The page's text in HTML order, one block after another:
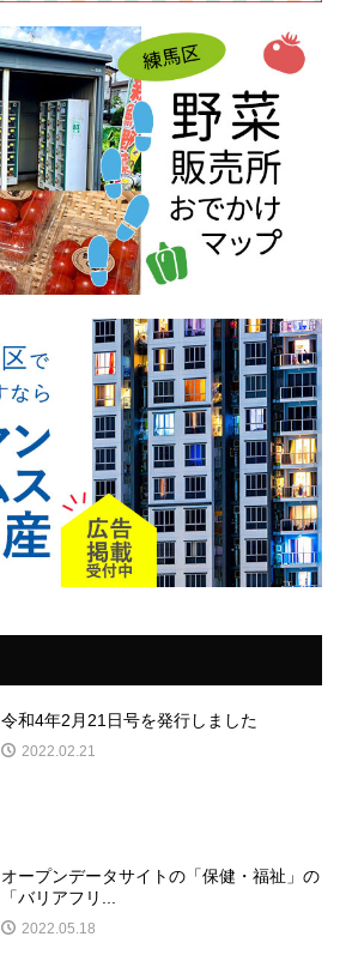
令和4年2月21日号を発行しました
2022.02.21
オープンデータサイトの「保健・福祉」の
「バリアフリ...
2022.05.18